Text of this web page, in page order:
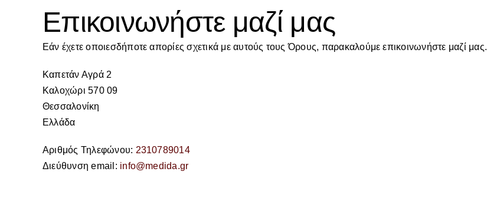
Επικοινωνήστε μαζί μας
Εάν έχετε οποιεσδήποτε απορίες σχετικά με αυτούς τους Όρους, παρακαλούμε επικοινωνήστε μαζί μας.
Καπετάν Αγρά 2
Καλοχώρι 570 09
Θεσσαλονίκη
Ελλάδα
Αριθμός Τηλεφώνου: 2310789014
Διεύθυνση email: info@medida.gr